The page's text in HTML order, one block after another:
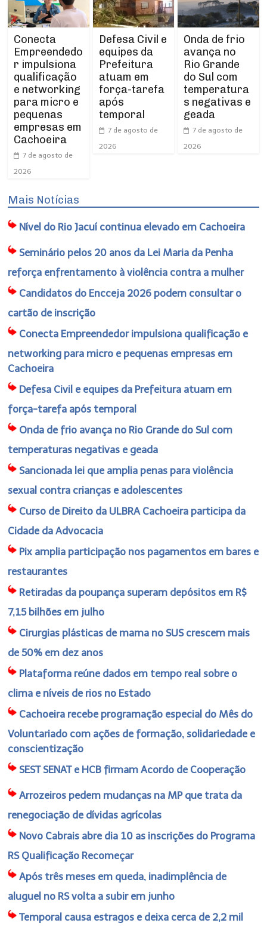
Conecta
Empreendedo
r impulsiona
qualificação
e networking
para micro e
pequenas
empresas em
Cachoeira
7 de agosto de
2026
Defesa Civil e
equipes da
Prefeitura
atuam em
força-tarefa
após
temporal
7 de agosto de
2026
Onda de frio
avança no
Rio Grande
do Sul com
temperatura
s negativas e
geada
7 de agosto de
2026
Mais Notícias
Nível do Rio Jacuí continua elevado em Cachoeira
Seminário pelos 20 anos da Lei Maria da Penha
reforça enfrentamento à violência contra a mulher
Candidatos do Encceja 2026 podem consultar o
cartão de inscrição
Conecta Empreendedor impulsiona qualificação e
networking para micro e pequenas empresas em
Cachoeira
Defesa Civil e equipes da Prefeitura atuam em
força-tarefa após temporal
Onda de frio avança no Rio Grande do Sul com
temperaturas negativas e geada
Sancionada lei que amplia penas para violência
sexual contra crianças e adolescentes
Curso de Direito da ULBRA Cachoeira participa da
Cidade da Advocacia
Pix amplia participação nos pagamentos em bares e
restaurantes
Retiradas da poupança superam depósitos em R$
7,15 bilhões em julho
Cirurgias plásticas de mama no SUS crescem mais
de 50% em dez anos
Plataforma reúne dados em tempo real sobre o
clima e níveis de rios no Estado
Cachoeira recebe programação especial do Mês do
Voluntariado com ações de formação, solidariedade e
conscientização
SEST SENAT e HCB firmam Acordo de Cooperação
Arrozeiros pedem mudanças na MP que trata da
renegociação de dívidas agrícolas
Novo Cabrais abre dia 10 as inscrições do Programa
RS Qualificação Recomeçar
Após três meses em queda, inadimplência de
aluguel no RS volta a subir em junho
Temporal causa estragos e deixa cerca de 2,2 mil